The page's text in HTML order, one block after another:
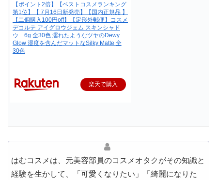
【ポイント2倍】【ベストコスメランキング
第1位】【 7月16日新発売】【国内正規品 】
【二個購入100円off】【定形外郵便】コスメ
デコルテ アイグロウジェム スキンシャド
ウ 6g 全30色 濡れたようなツヤのDewy
Glow 湿度を含んだマットなSilky Matte 全
30色
楽天で購入
はむコスメは、元美容部員のコスメオタクがその知識と
経験を生かして、「可愛くなりたい」「綺麗になりた